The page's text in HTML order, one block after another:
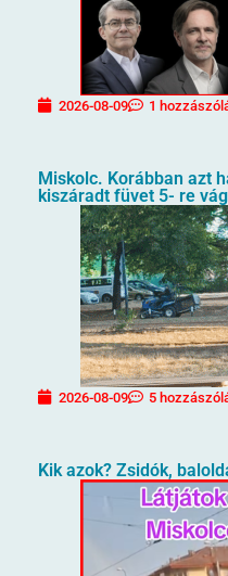
2026-08-09 1
Miskolc. Korábban azt
kiszáradt füvet 5- re
2026-08-09 5
Kik azok? Zsidók,